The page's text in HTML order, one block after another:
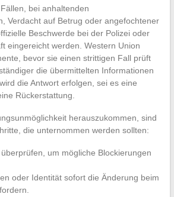
bei anhaltenden
Verdacht auf Betrug oder angefochtener
Beschwerde bei der Polizei oder
eingereicht werden. Western Union
bevor sie einen strittigen Fall prüft
die übermittelten Informationen
die Antwort erfolgen, sei es eine
Rückerstattung.
herauszukommen, sind
die unternommen werden sollten:
um mögliche Blockierungen
oder Identität sofort die Änderung beim